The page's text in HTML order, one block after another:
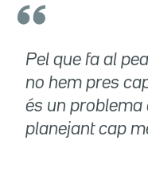
Pel que fa al
no hem pres
és un problema
planejant cap